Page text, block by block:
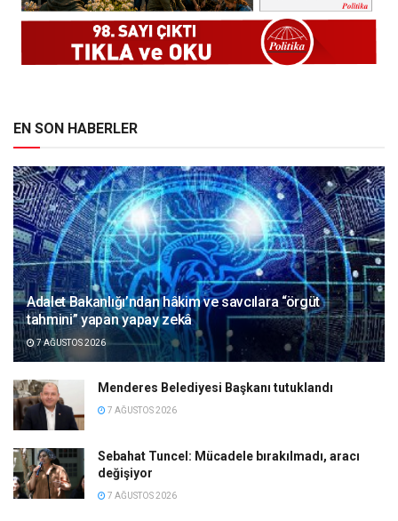
EN SON HABERLER
Adalet Bakanlığı’ndan hâkim ve savcılara “örgüt
tahmini” yapan yapay zekâ
7 AĞUSTOS 2026
Menderes Belediyesi Başkanı tutuklandı
7 AĞUSTOS 2026
Sebahat Tuncel: Mücadele bırakılmadı, aracı
değişiyor
7 AĞUSTOS 2026